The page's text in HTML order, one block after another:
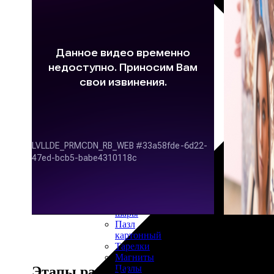
40х40
40х60
50х70
Пенокартон
Значки
Коврик
шары
Пазл
картонный
Тарелки
Магниты
Пазлы